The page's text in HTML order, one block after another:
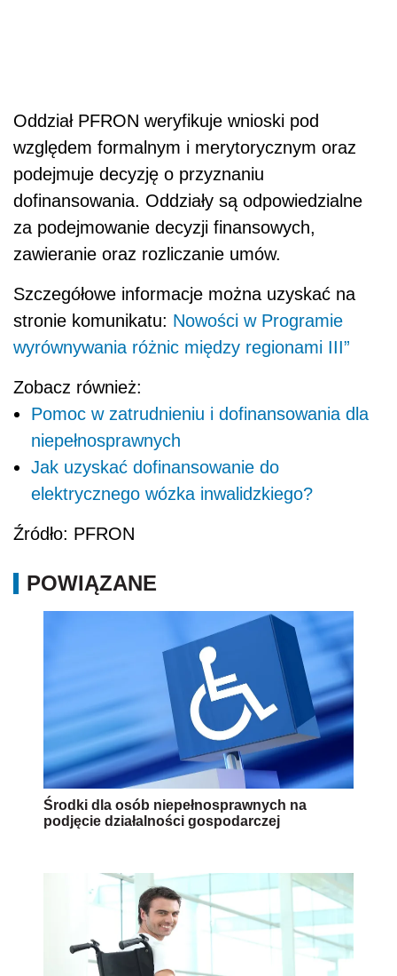
Oddział PFRON weryfikuje wnioski pod
względem formalnym i merytorycznym oraz
podejmuje decyzję o przyznaniu
dofinansowania. Oddziały są odpowiedzialne
za podejmowanie decyzji finansowych,
zawieranie oraz rozliczanie umów.
Szczegółowe informacje można uzyskać na
stronie komunikatu: Nowości w Programie
wyrównywania różnic między regionami III”
Zobacz również:
Pomoc w zatrudnieniu i dofinansowania dla
niepełnosprawnych
Jak uzyskać dofinansowanie do
elektrycznego wózka inwalidzkiego?
Źródło: PFRON
POWIĄZANE
Środki dla osób niepełnosprawnych na
podjęcie działalności gospodarczej